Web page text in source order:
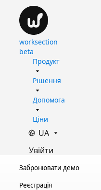
worksection
beta
Продукт
Рішення
Допомога
Ціни
UA
Увійти
Забронювати демо
Реєстрація